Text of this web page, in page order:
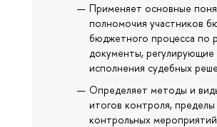
Применяет основные
полномочия участников
бюджетного процесса по
документы,
исполнения судебных
Определяет методы и
итогов контроля,
контрольных